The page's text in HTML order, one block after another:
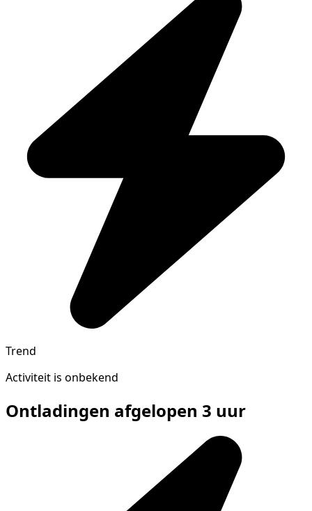
Trend
Activiteit is onbekend
Ontladingen afgelopen 3 uur